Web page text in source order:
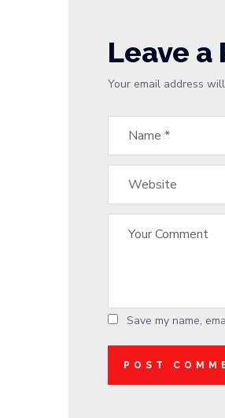
Leave a
Your email address
Save my name,